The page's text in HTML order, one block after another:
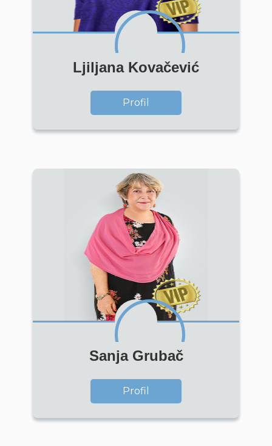
Ljiljana Kovačević
Profil
Sanja Grubač
Profil